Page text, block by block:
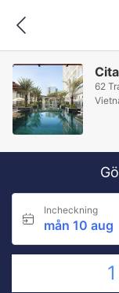
62
Incheckning
mån 10 aug
1